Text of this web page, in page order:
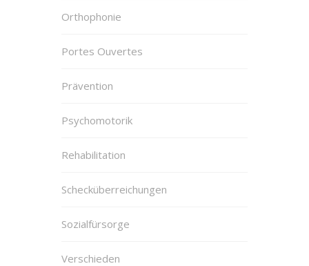
Orthophonie
Portes Ouvertes
Prävention
Psychomotorik
Rehabilitation
Schecküberreichungen
Sozialfürsorge
Verschieden